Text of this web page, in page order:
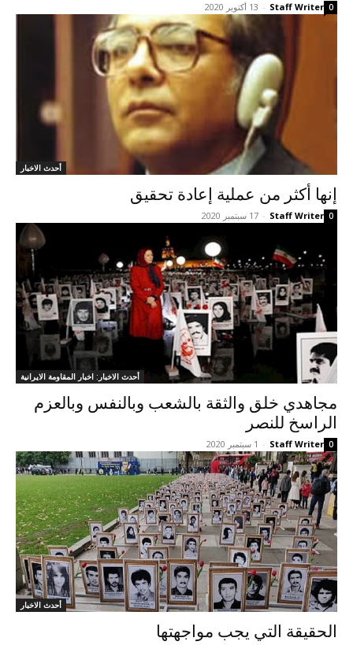
Staff Writer
- 13 أكتوبر 2020 0
أحدث الاخبار
إنها أکثر من عملية إعادة تحقيق
Staff Writer
- 17 سبتمبر 2020 0
أحدث الاخبار: اخبار المقاومة الايرانية
مجاهدي خلق والثقة بالشعب وبالنفس وبالعزم
الراسخ للنصر
Staff Writer
- 1 سبتمبر 2020 0
أحدث الاخبار
الحقيقة التي يجب مواجهتها